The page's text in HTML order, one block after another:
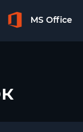
MS Office